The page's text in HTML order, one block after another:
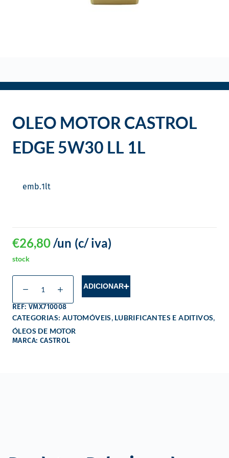
OLEO MOTOR CASTROL
EDGE 5W30 LL 1L
emb.1lt
€26,80 (c/ iva)
/un
stock
ADICIONAR
REF: VMX710008
CATEGORIAS: AUTOMÓVEIS, LUBRIFICANTES E ADITIVOS,
ÓLEOS DE MOTOR
MARCA: CASTROL